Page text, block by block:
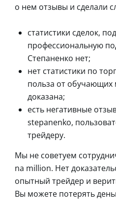
о нем отзывы и сделали
статистики сделок,
профессиональную
Степаненко нет;
нет статистики по
польза от обучающих
доказана;
есть негативные
stepanenko,
трейдеру.
Мы не советуем
na million. Нет
опытный трейдер и
Вы можете потерять